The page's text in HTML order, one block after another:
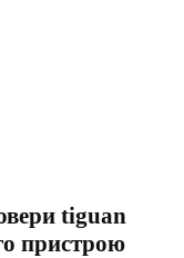
tiguan
пристрою